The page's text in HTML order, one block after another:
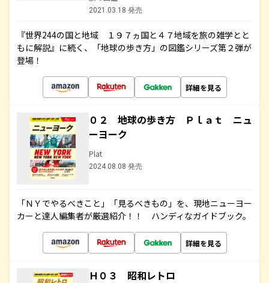
2021.03.18 発売
『世界244の国と地域 １９７ヵ国と４７地域を旅の雑学とと
もに解説』に続く、「地球の歩き方」の図鑑シリーズ第２弾が
登場！
詳細を見る
０２ 地球の歩き方 Ｐｌａｔ ニュ
ーヨーク
Plat
2024.08.08 発売
「ＮＹでやるべきこと」「見るべきもの」を、現地ニューヨー
カーと達人編集者が厳選紹介！！ ハンディなガイドブック。
詳細を見る
Ｈ０３ 昭和レトロ